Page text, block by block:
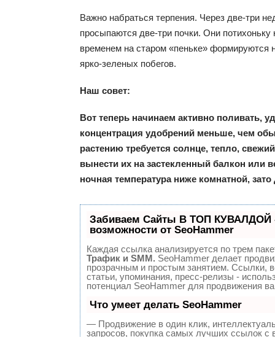
Важно набраться терпения. Через две-три
просыпаются две-три почки. Они
временем на старом «пеньке» формируются
ярко-зеленых побегов.
Наш совет:
Вот теперь начинаем активно поливать,
концентрация удобрений меньше, чем
растению требуется солнце, тепло,
вынести их на застекленный балкон или
ночная температура ниже комнатной, зато
Забиваем Сайты В ТОП КУВАЛДОЙ
возможности от SeoHammer
Каждая ссылка анализируется по трем
Трафик и SMM. SeoHammer делает
прозрачным и простым занятием. Ссылки,
статьи, упоминания, пресс-релизы -
потенциал SeoHammer для продвижения
Что умеет делать SeoHammer
— Продвижение в один клик,
запросов, покупка самых лучших ссылок с